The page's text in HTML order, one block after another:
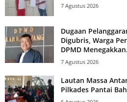
7 Agustus 2026
Dugaan
Digubris, Warga
DPMD
7 Agustus 2026
Lautan Massa
Pilkades Pantai